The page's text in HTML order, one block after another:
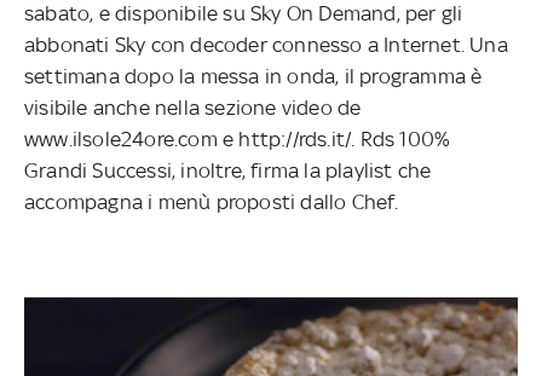
sabato, e disponibile su Sky On Demand, per gli
abbonati Sky con decoder connesso a Internet. Una
settimana dopo la messa in onda, il programma è
visibile anche nella sezione video de
www.ilsole24ore.com e http://rds.it/. Rds 100%
Grandi Successi, inoltre, firma la playlist che
accompagna i menù proposti dallo Chef.